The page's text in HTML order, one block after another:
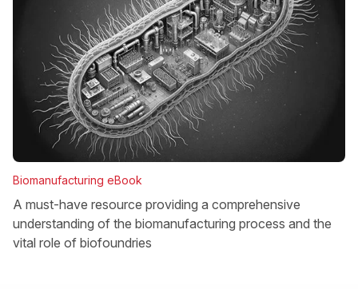
Biomanufacturing eBook
A must-have resource providing a comprehensive
understanding of the biomanufacturing process and the
vital role of biofoundries